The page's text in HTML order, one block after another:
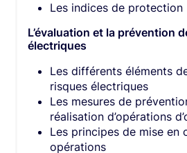
Les indices de protection
L’évaluation et la prévention
électriques
Les différents éléments
risques électriques
Les mesures de
réalisation d’opérations
Les principes de mise en
opérations